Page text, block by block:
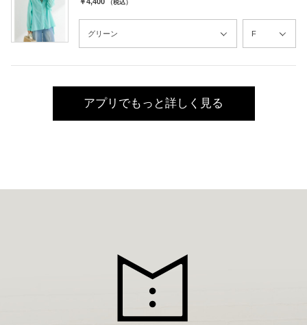
（税込）
アプリでもっと詳しく見る